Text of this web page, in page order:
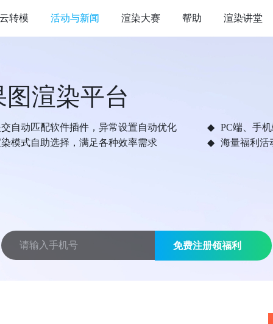
云转模 活动与新闻 渲染大赛 帮助 渲染讲堂
图渲染平台
自动匹配软件插件，异常设置自动优化
PC端、手
模式自助选择，满足各种效率需求
海量福利活
免费注册领福利